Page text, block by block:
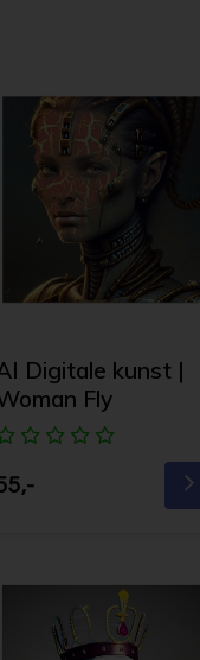
Digitale kunst |
Fly